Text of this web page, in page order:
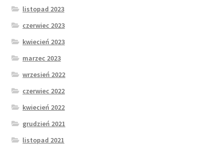
listopad 2023
czerwiec 2023
kwiecień 2023
marzec 2023
wrzesień 2022
czerwiec 2022
kwiecień 2022
grudzień 2021
listopad 2021